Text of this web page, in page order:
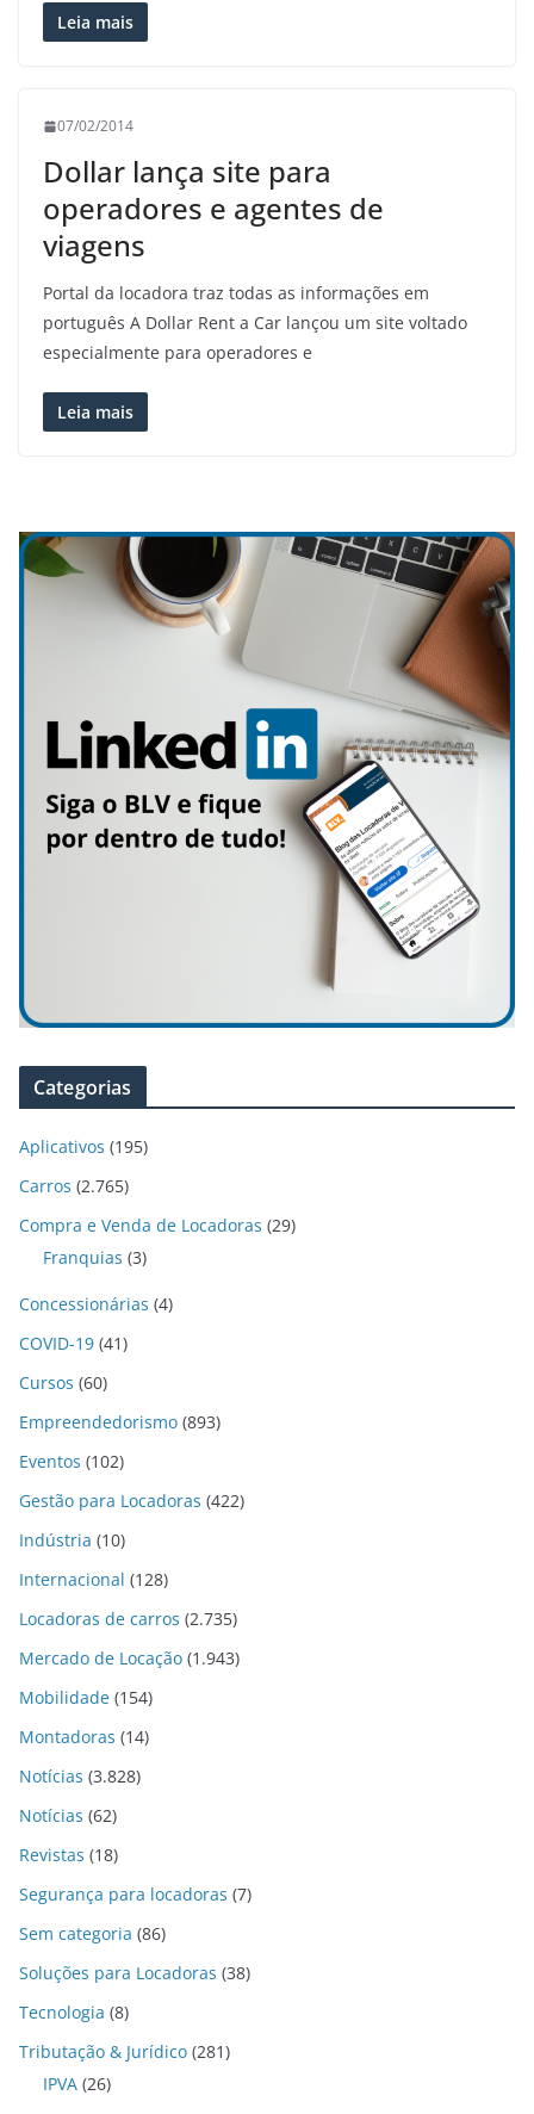
Leia mais
07/02/2014
Dollar lança site para
operadores e agentes de
viagens
Portal da locadora traz todas as informações em
português A Dollar Rent a Car lançou um site voltado
especialmente para operadores e
Leia mais
Categorias
Aplicativos (195)
Carros (2.765)
Compra e Venda de Locadoras (29)
Franquias (3)
Concessionárias (4)
COVID-19 (41)
Cursos (60)
Empreendedorismo (893)
Eventos (102)
Gestão para Locadoras (422)
Indústria (10)
Internacional (128)
Locadoras de carros (2.735)
Mercado de Locação (1.943)
Mobilidade (154)
Montadoras (14)
Notícias (3.828)
Notícias (62)
Revistas (18)
Segurança para locadoras (7)
Sem categoria (86)
Soluções para Locadoras (38)
Tecnologia (8)
Tributação & Jurídico (281)
IPVA (26)